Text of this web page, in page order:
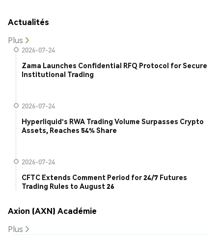
Actualités
Plus
2026-07-24
Zama Launches Confidential RFQ Protocol for Secure
Institutional Trading
2026-07-24
Hyperliquid's RWA Trading Volume Surpasses Crypto
Assets, Reaches 54% Share
2026-07-24
CFTC Extends Comment Period for 24/7 Futures
Trading Rules to August 26
Axion (AXN) Académie
Plus